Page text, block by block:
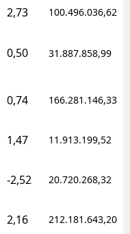
2,73 100.496.036,62
0,50 31.887.858,99
0,74 166.281.146,33
1,47 11.913.199,52
-2,52 20.720.268,32
2,16 212.181.643,20